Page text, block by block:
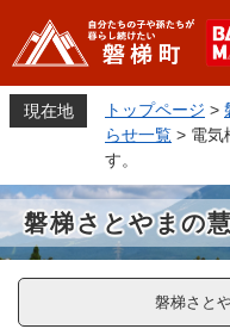
ジ
の
先
で
。
メニュ
現在地 トップページ >
らせ一覧 > 電気
す。
磐梯さとやまの
磐梯さと